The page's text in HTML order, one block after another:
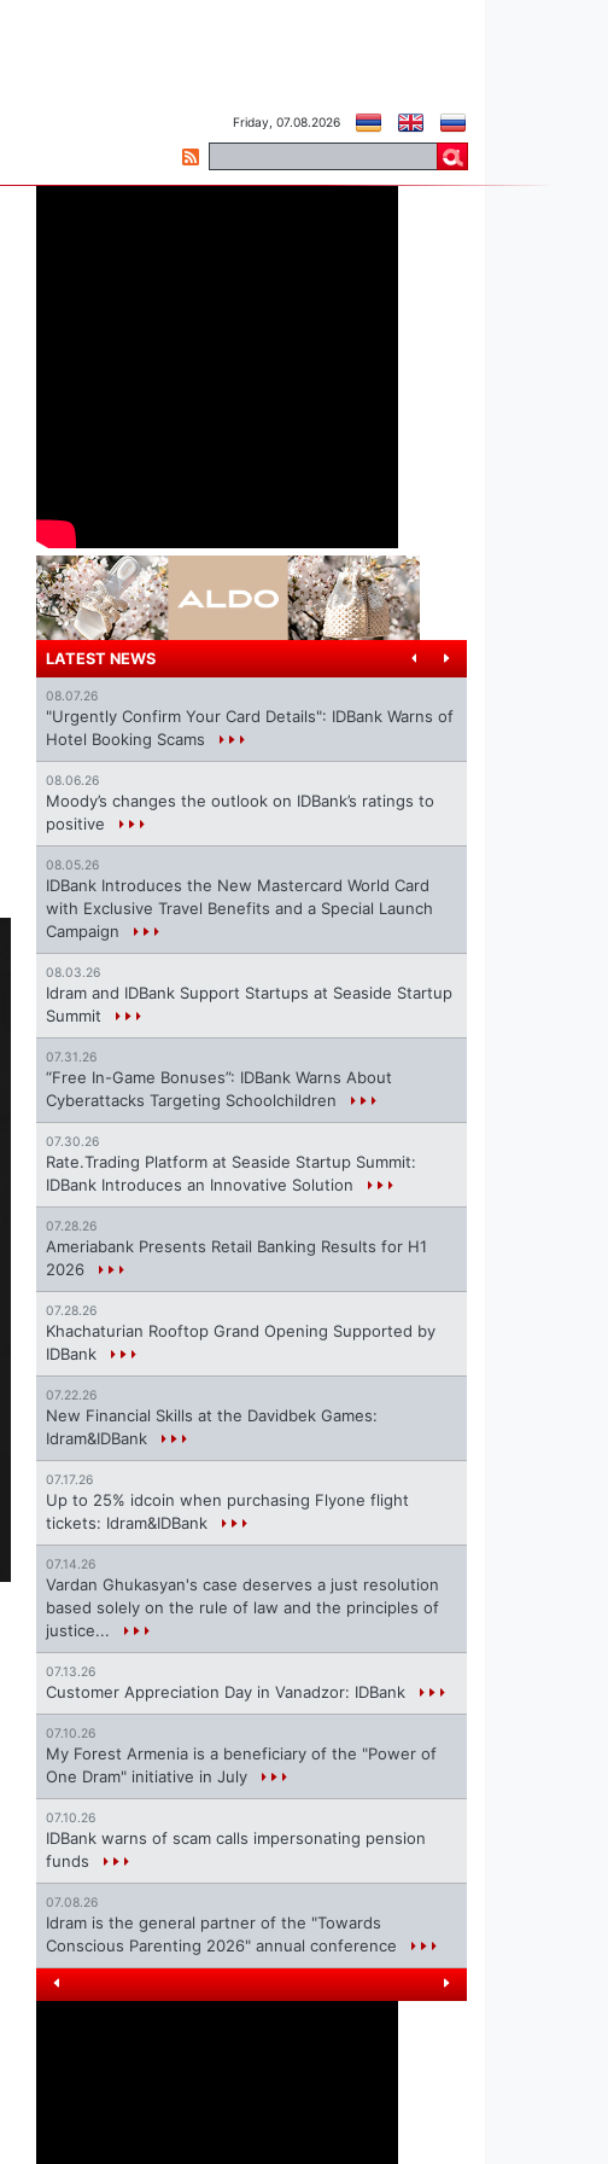
Friday, 07.08.2026
LATEST NEWS
08.07.26
"Urgently Confirm Your Card Details": IDBank Warns of
Hotel Booking Scams
08.06.26
Moody’s changes the outlook on IDBank’s ratings to
positive
08.05.26
IDBank Introduces the New Mastercard World Card
with Exclusive Travel Benefits and a Special Launch
Campaign
08.03.26
Idram and IDBank Support Startups at Seaside Startup
Summit
07.31.26
“Free In-Game Bonuses”: IDBank Warns About
Cyberattacks Targeting Schoolchildren
07.30.26
Rate.Trading Platform at Seaside Startup Summit:
IDBank Introduces an Innovative Solution
07.28.26
Ameriabank Presents Retail Banking Results for H1
2026
07.28.26
Khachaturian Rooftop Grand Opening Supported by
IDBank
07.22.26
New Financial Skills at the Davidbek Games:
Idram&IDBank
07.17.26
Up to 25% idcoin when purchasing Flyone flight
tickets: Idram&IDBank
07.14.26
Vardan Ghukasyan's case deserves a just resolution
based solely on the rule of law and the principles of
justice...
07.13.26
Customer Appreciation Day in Vanadzor: IDBank
07.10.26
My Forest Armenia is a beneficiary of the "Power of
One Dram" initiative in July
07.10.26
IDBank warns of scam calls impersonating pension
funds
07.08.26
Idram is the general partner of the "Towards
Conscious Parenting 2026" annual conference